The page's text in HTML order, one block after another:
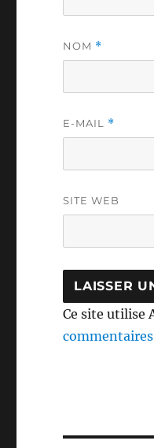
NOM *
E-MAIL *
SITE WEB
Ce site utilise